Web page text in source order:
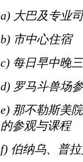
a) 大巴及专业
b) 市中心住宿
c) 每日早中晚
d) 罗马斗兽场
e) 那不勒斯美
的参观与课程
f) 伯纳乌、普